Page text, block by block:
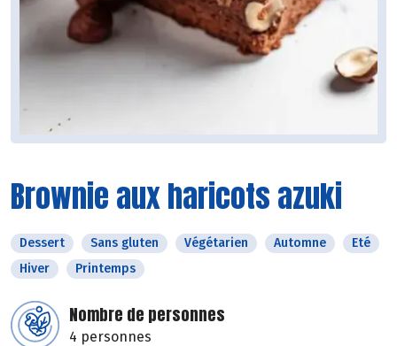
Brownie aux haricots azuki
Dessert Sans gluten Végétarien Automne
Eté
Hiver
Printemps
Nombre de personnes
4 personnes